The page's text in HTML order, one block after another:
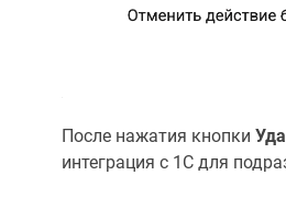
После нажатия кнопки
интеграция с 1С для